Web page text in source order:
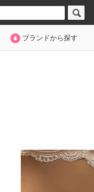
ブランドから探す